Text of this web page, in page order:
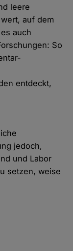
leere
auf dem
auch
So
entdeckt,
jedoch,
und Labor
setzen, weise